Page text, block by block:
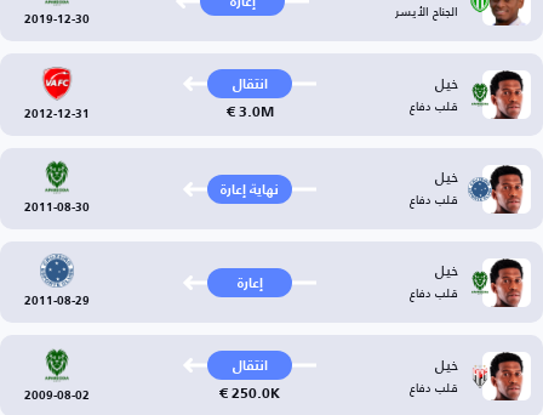
الجناح الأيسر 2019-12-30
خيل
قلب دفاع
انتقال
3.0M €
2012-12-31
خيل
قلب دفاع نهاية إعارة
2011-08-30
خيل
قلب دفاع إعارة
2011-08-29
خيل
قلب دفاع
انتقال
250.0K €
2009-08-02